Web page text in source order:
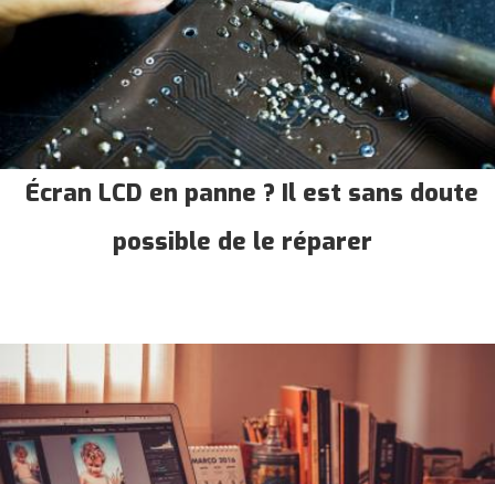
Écran LCD en panne ? Il est sans doute
possible de le réparer